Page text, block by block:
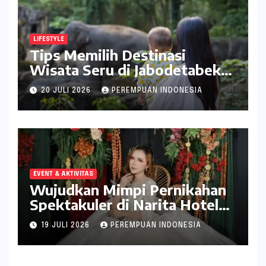
LIFESTYLE
Tips Memilih Destinasi
Wisata Seru di Jabodetabek
ala inDrive
20 JULI 2026 PEREMPUAN INDONESIA
EVENT & AKTIVITAS
Wujudkan Mimpi Pernikahan
Spektakuler di Narita Hotel
Surabaya
19 JULI 2026 PEREMPUAN INDONESIA